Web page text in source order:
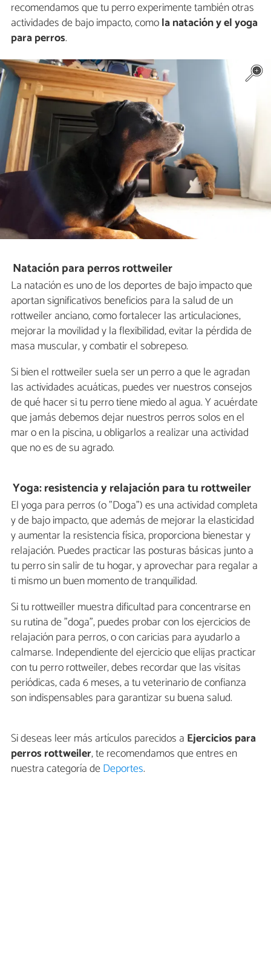
recomendamos que tu perro experimente también otras
actividades de bajo impacto, comola natación y el yoga
para perros.
Natación para perros rottweiler
La natación es uno de los deportes de bajo impacto que
aportan significativos beneficios para la salud de un
rottweiler anciano, como fortalecer las articulaciones,
mejorar la movilidad y la flexibilidad, evitar la pérdida de
masa muscular, y combatir el sobrepeso.
Si bien el rottweiler suela ser un perro a que le agradan
las actividades acuáticas, puedes ver nuestros consejos
de qué hacer si tu perro tiene miedo al agua. Y acuérdate
que jamás debemos dejar nuestros perros solos en el
mar o en la piscina, u obligarlos a realizar una actividad
que no es de su agrado.
Yoga: resistencia y relajación para tu rottweiler
El yoga para perros (o "Doga") es una actividad completa
y de bajo impacto, que además de mejorar la elasticidad
y aumentar la resistencia física, proporciona bienestar y
relajación. Puedes practicar las posturas básicas junto a
tu perro sin salir de tu hogar, y aprovechar para regalar a
ti mismo un buen momento de tranquilidad.
Si tu rottweiller muestra dificultad para concentrarse en
su rutina de "doga", puedes probar con los ejercicios de
relajación para perros, o con caricias para ayudarlo a
calmarse. Independiente del ejercicio que elijas practicar
con tu perro rottweiler, debes recordar que las visitas
periódicas, cada 6 meses, a tu veterinario de confianza
son indispensables para garantizar su buena salud.
Si deseas leer más artículos parecidos a Ejercicios para
perros rottweiler, te recomendamos que entres en
nuestra categoría deDeportes.